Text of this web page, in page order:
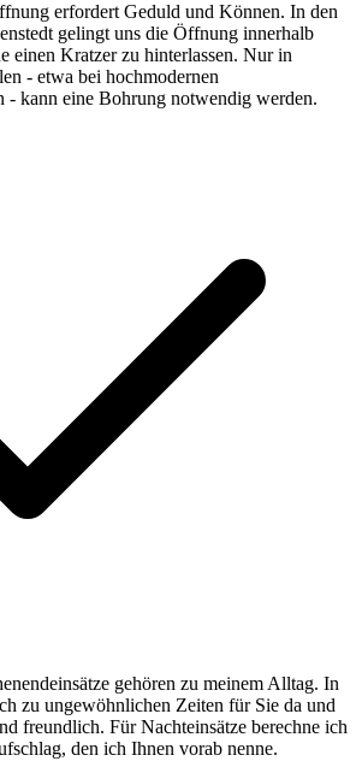
erfordert Geduld und Können. In den
gelingt uns die Öffnung innerhalb
einen Kratzer zu hinterlassen. Nur in
- etwa bei hochmodernen
- kann eine Bohrung notwendig werden.
gehören zu meinem Alltag. In
zu ungewöhnlichen Zeiten für Sie da und
freundlich. Für Nachteinsätze berechne ich
den ich Ihnen vorab nenne.